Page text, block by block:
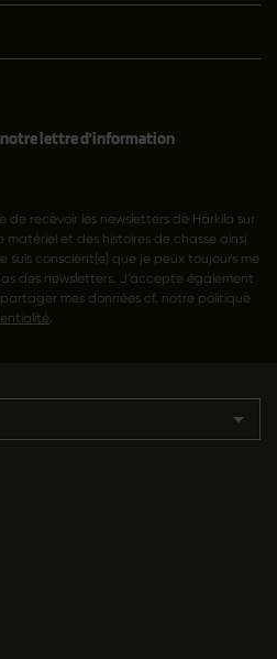
lettre d'information
de recevoir les newsletters de Härkila sur
matériel et des histoires de chasse ainsi
suis conscient(e) que je peux toujours me
des newsletters. J’accepte également
mes données cf. notre politique
.